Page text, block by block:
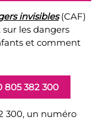
invisibles(CAF)
les dangers
et comment
805 382 300
300, un numéro